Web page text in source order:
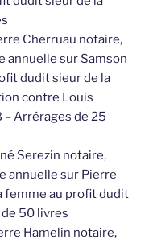
Cherruau notaire,
annuelle sur Samson
dudit sieur de la
contre Louis
– Arrérages de 25
Serezin notaire,
annuelle sur Pierre
femme au profit dudit
50 livres
Hamelin notaire,